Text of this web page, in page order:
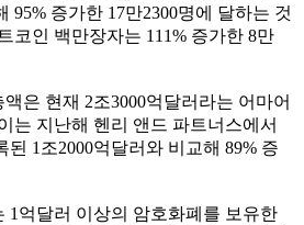
95% 증가한 17만2300명에 달하는 것
코인 백만장자는 111% 증가한 8만
은 현재 2조3000억달러라는 어마어
는 지난해 헨리 앤드 파트너스에서
1조2000억달러와 비교해 89% 증
1억달러 이상의 암호화폐를 보유한